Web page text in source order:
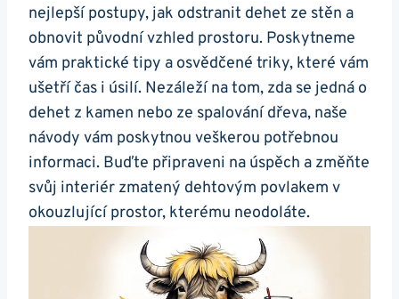
⁢nejlepší postupy, jak odstranit⁤ dehet ze stěn‍ a⁣
obnovit původní vzhled ⁣prostoru. ⁢Poskytneme⁣
vám ⁣praktické tipy a ⁢osvědčené‍ triky, které vám
ušetří ‌čas ⁢i úsilí. ⁢Nezáleží​ na tom, zda se ⁣jedná o
dehet‍ z ⁢kamen nebo ze ‌spalování dřeva, naše
návody vám poskytnou veškerou potřebnou‌
informaci.‌ Buďte připraveni⁢ na úspěch⁢ a změňte
svůj interiér zmatený dehtovým povlakem v
okouzlující prostor, ⁣kterému neodoláte.